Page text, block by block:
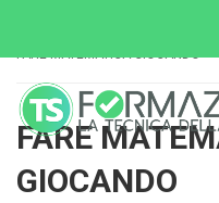
FARE MATEMATICA GIOCANDO
FARE
GIOCANDO